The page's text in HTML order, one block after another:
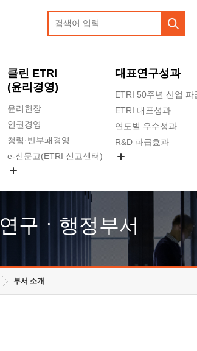
클린 ETRI
(윤리경영)
윤리헌장
인권경영
청렴·반부패경영
e-신문고(ETRI 신고센터)
고객의소리
수의계약 현황
대표연구성과
ETRI 50주년 산업 파
ETRI 대표성과
연도별 우수성과
R&D 파급효과
연구ㆍ행정부서
부서 소개